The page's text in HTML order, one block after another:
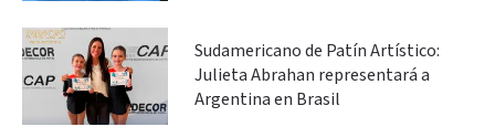
Sudamericano de Patín Artístico:
Julieta Abrahan representará a
Argentina en Brasil